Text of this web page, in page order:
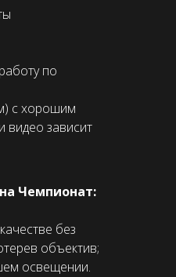
по
с хорошим
видео зависит
Чемпионат:
без
объектив;
освещении.